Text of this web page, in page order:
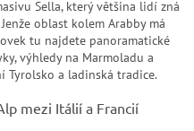
Sella, který většina lidí zná
oblast kolem Arabby má
tu najdete panoramatické
výhledy na Marmoladu a
Tyrolsko a ladinská tradice.
mezi Itálií a Francií